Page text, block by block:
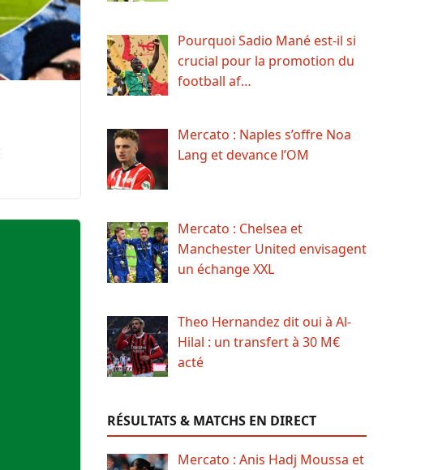
Pourquoi Sadio Mané est-il si
crucial pour la promotion du
football af…
Mercato : Naples s’offre Noa
Lang et devance l’OM
Mercato : Chelsea et
Manchester United envisagent
un échange XXL
Theo Hernandez dit oui à Al-
Hilal : un transfert à 30 M€
acté
RÉSULTATS & MATCHS EN DIRECT
Mercato : Anis Hadj Moussa et